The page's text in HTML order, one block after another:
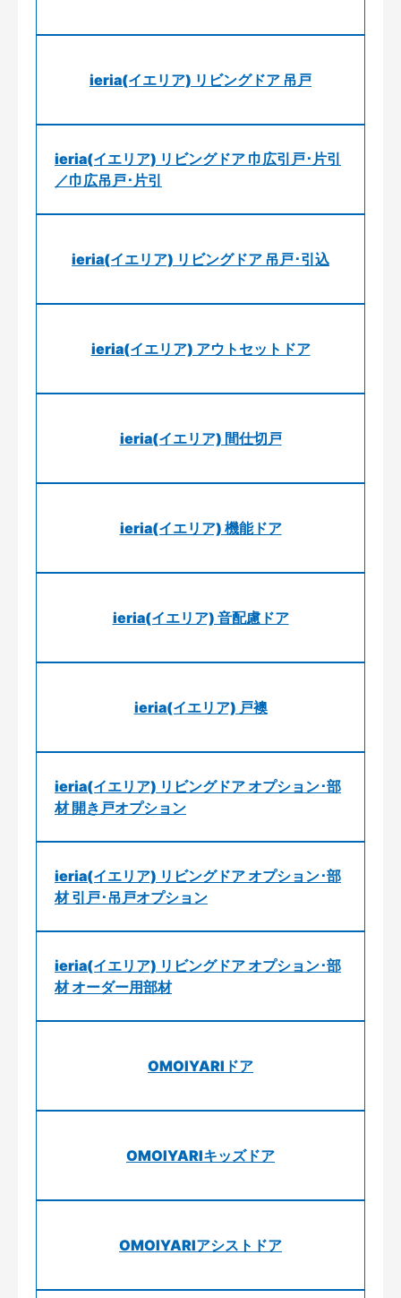
ieria(イエリア) リビングドア 吊戸
ieria(イエリア) リビングドア 巾広引戸･片引
／巾広吊戸･片引
ieria(イエリア) リビングドア 吊戸･引込
ieria(イエリア) アウトセットドア
ieria(イエリア) 間仕切戸
ieria(イエリア) 機能ドア
ieria(イエリア) 音配慮ドア
ieria(イエリア) 戸襖
ieria(イエリア) リビングドア オプション･部
材 開き戸オプション
ieria(イエリア) リビングドア オプション･部
材 引戸･吊戸オプション
ieria(イエリア) リビングドア オプション･部
材 オーダー用部材
OMOIYARIドア
OMOIYARIキッズドア
OMOIYARIアシストドア